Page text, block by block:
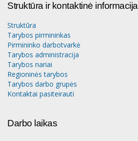
Struktūra ir kontaktinė informacija
Struktūra
Tarybos pirmininkas
Pirmininko darbotvarkė
Tarybos administracija
Tarybos nariai
Regioninės tarybos
Tarybos darbo grupės
Kontaktai pasiteirauti
Darbo laikas